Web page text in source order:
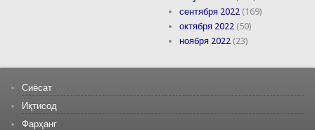
сентября 2022 (169)
октября 2022 (50)
ноября 2022 (23)
Сиёсат
Иқтисод
Фарҳанг